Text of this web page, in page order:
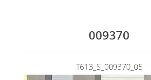
009370
T613_S_009370_05